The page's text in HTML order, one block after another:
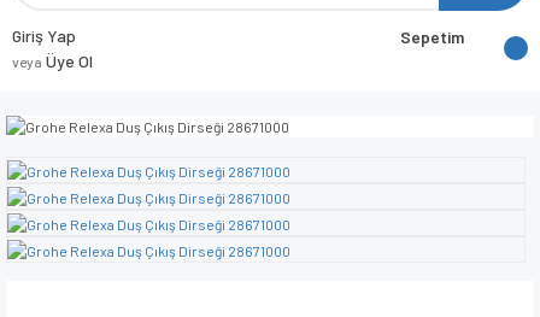
Giriş Yap
veya Üye Ol
Sepetim